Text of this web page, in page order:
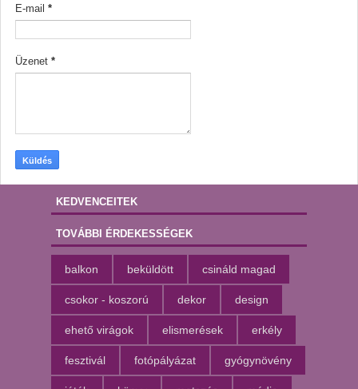
E-mail *
Üzenet *
KEDVENCEITEK
TOVÁBBI ÉRDEKESSÉGEK
balkon beküldött csináld magad
csokor - koszorú dekor design
ehető virágok elismerések erkély
fesztivál fotópályázat gyógynövény